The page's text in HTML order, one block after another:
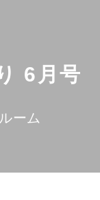
6月号
ーム